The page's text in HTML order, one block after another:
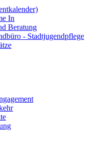
In
Beratung
- Stadtjugendpflege